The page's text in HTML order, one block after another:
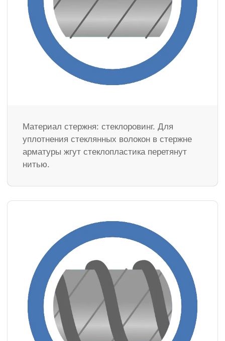
Материал стержня: стеклоровинг. Для
уплотнения стеклянных волокон в стержне
арматуры жгут стеклопластика перетянут
нитью.